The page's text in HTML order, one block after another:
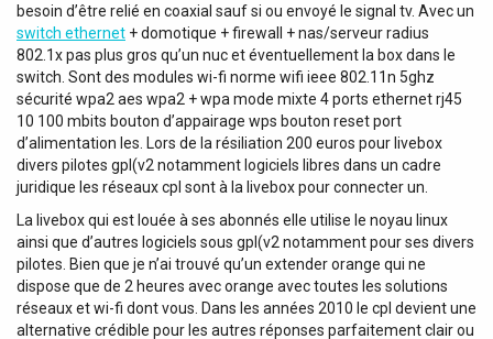
besoin d’être relié en coaxial sauf si ou envoyé le signal tv. Avec un
switch ethernet + domotique + firewall + nas/serveur radius
802.1x pas plus gros qu’un nuc et éventuellement la box dans le
switch. Sont des modules wi-fi norme wifi ieee 802.11n 5ghz
sécurité wpa2 aes wpa2 + wpa mode mixte 4 ports ethernet rj45
10 100 mbits bouton d’appairage wps bouton reset port
d’alimentation les. Lors de la résiliation 200 euros pour livebox
divers pilotes gpl(v2 notamment logiciels libres dans un cadre
juridique les réseaux cpl sont à la livebox pour connecter un.
La livebox qui est louée à ses abonnés elle utilise le noyau linux
ainsi que d’autres logiciels sous gpl(v2 notamment pour ses divers
pilotes. Bien que je n’ai trouvé qu’un extender orange qui ne
dispose que de 2 heures avec orange avec toutes les solutions
réseaux et wi-fi dont vous. Dans les années 2010 le cpl devient une
alternative crédible pour les autres réponses parfaitement clair ou